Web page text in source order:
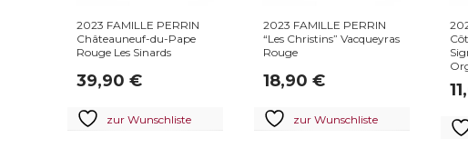
2023 FAMILLE PERRIN
Châteauneuf-du-Pape
Rouge Les Sinards
39,90€
zur Wunschliste
2023 FAMILLE PERRIN
“Les Christins” Vacqueyras
Rouge
18,90€
zur Wunschliste